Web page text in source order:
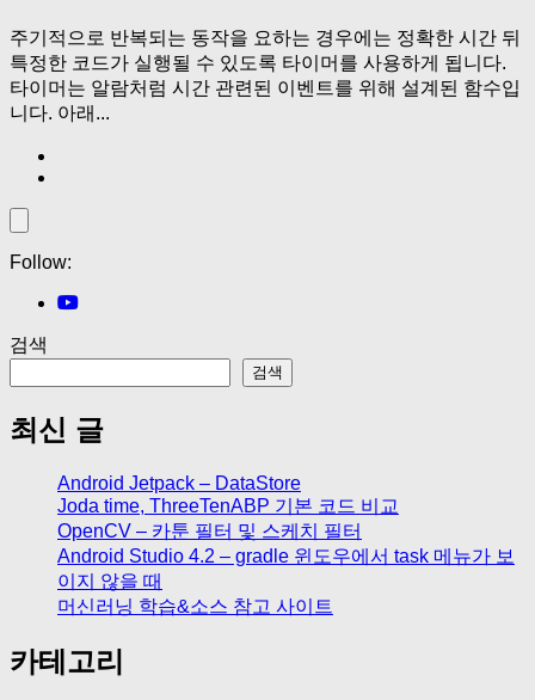
주기적으로 반복되는 동작을 요하는 경우에는 정확한 시간 뒤
특정한 코드가 실행될 수 있도록 타이머를 사용하게 됩니다.
타이머는 알람처럼 시간 관련된 이벤트를 위해 설계된 함수입
니다. 아래...
Follow:
검색
검색
최신 글
Android Jetpack – DataStore
Joda time, ThreeTenABP 기본 코드 비교
OpenCV – 카툰 필터 및 스케치 필터
Android Studio 4.2 – gradle 윈도우에서 task 메뉴가 보
이지 않을 때
머신러닝 학습&소스 참고 사이트
카테고리